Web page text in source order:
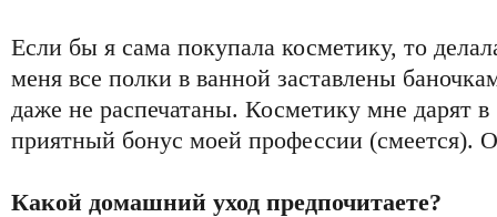
Если бы я сама покупала косметику, то
меня все полки в ванной заставлены
даже не распечатаны. Косметику мне дарят
приятный бонус моей профессии (смеется).
Какой домашний уход предпочитаете?